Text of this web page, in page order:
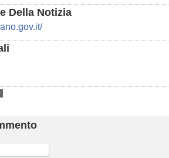
Della Notizia